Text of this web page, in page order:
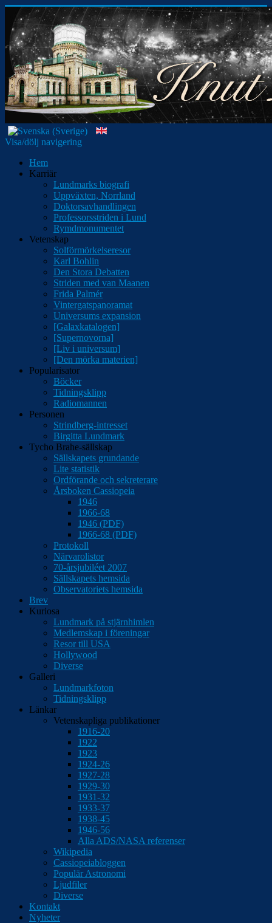
Visa/dölj navigering
Hem
Karriär
Lundmarks biografi
Uppväxten, Norrland
Doktorsavhandlingen
Professorsstriden i Lund
Rymdmonumentet
Vetenskap
Solförmörkelseresor
Karl Bohlin
Den Stora Debatten
Striden med van Maanen
Frida Palmér
Vintergatspanoramat
Universums expansion
[Galaxkatalogen]
[Supernovorna]
[Liv i universum]
[Den mörka materien]
Popularisator
Böcker
Tidningsklipp
Radiomannen
Personen
Strindberg-intresset
Birgitta Lundmark
Tycho Brahe-sällskap
Sällskapets grundande
Lite statistik
Ordförande och sekreterare
Årsboken Cassiopeia
1946
1966-68
1946 (PDF)
1966-68 (PDF)
Protokoll
Närvarolistor
70-årsjubiléet 2007
Sällskapets hemsida
Observatoriets hemsida
Brev
Kuriosa
Lundmark på stjärnhimlen
Medlemskap i föreningar
Resor till USA
Hollywood
Diverse
Galleri
Lundmarkfoton
Tidningsklipp
Länkar
Vetenskapliga publikationer
1916-20
1922
1923
1924-26
1927-28
1929-30
1931-32
1933-37
1938-45
1946-56
Alla ADS/NASA referenser
Wikipedia
Cassiopeiabloggen
Populär Astronomi
Ljudfiler
Diverse
Kontakt
Nyheter